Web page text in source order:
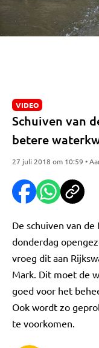
VIDEO
Schuiven van
betere
27 juli 2018 om 10:59 •
De schuiven van
donderdag
vroeg dit aan
Mark. Dit moet de
goed voor het
Ook wordt zo
te voorkomen.